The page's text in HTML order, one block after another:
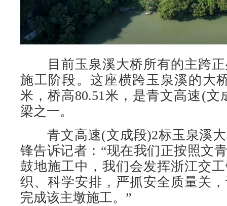
目前玉泉溪大桥所有的主跨正
施工阶段。这座横跨玉泉溪的大
米，桥高80.51米，是青文高速(文
梁之一。
青文高速(文成段)2标玉泉溪大
锋告诉记者：“现在我们正按照文
鼓地施工中，我们会发挥浙江交
织、科学安排，严抓安全质量关
完成该主墩施工。”